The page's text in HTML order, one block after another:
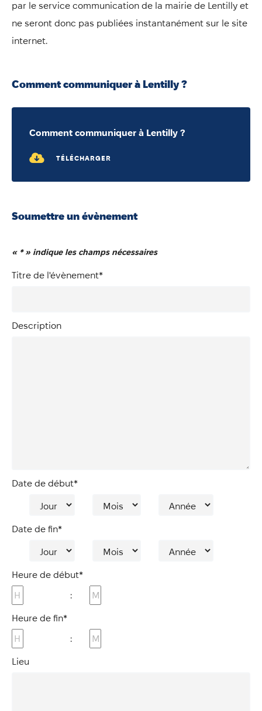
par le service communication de la mairie de Lentilly et
ne seront donc pas publiées instantanément sur le site
internet.
Comment communiquer à Lentilly ?
Comment communiquer à Lentilly ?
TÉLÉCHARGER
Soumettre un évènement
« *» indique les champs nécessaires
Titre de l'évènement*
Description
Date de début*
Date de fin*
Heure de début*
: Minutes
Heure de fin*
: Minutes
Lieu